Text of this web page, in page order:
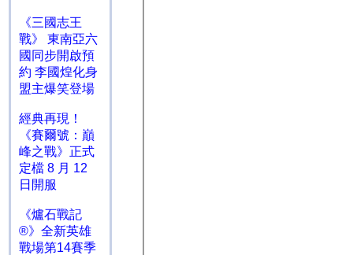
《三國志王
戰》 東南亞六
國同步開啟預
約 李國煌化身
盟主爆笑登場
經典再現！
《賽爾號：巔
峰之戰》正式
定檔 8 月 12
日開服
《爐石戰記
®》全新英雄
戰場第14賽季